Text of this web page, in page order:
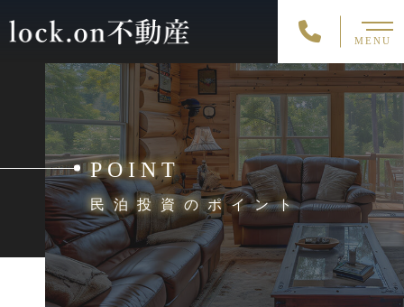
MENU
POINT
民泊投資のポイント